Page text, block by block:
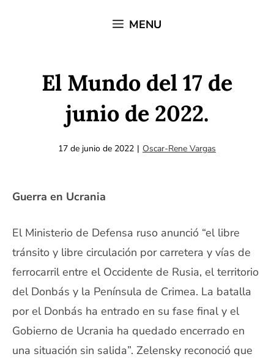
MENU
El Mundo del 17 de
junio de 2022.
17 de junio de 2022 | Oscar-Rene Vargas
Guerra en Ucrania
El Ministerio de Defensa ruso anunció “el libre
tránsito y libre circulación por carretera y vías de
ferrocarril entre el Occidente de Rusia, el territorio
del Donbás y la Península de Crimea. La batalla
por el Donbás ha entrado en su fase final y el
Gobierno de Ucrania ha quedado encerrado en
una situación sin salida”. Zelensky reconoció que